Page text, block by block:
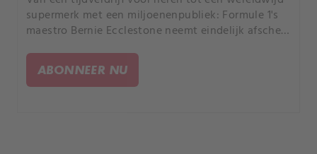
supermerk met een miljoenenpubliek: Formule 1's
maestro Bernie Ecclestone neemt eindelijk afscheid
ABONNEER NU